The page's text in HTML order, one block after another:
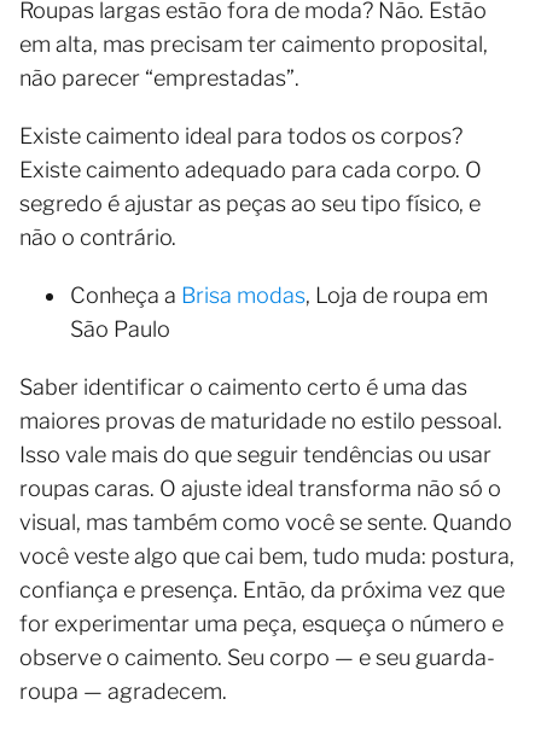
Roupas largas estão fora de moda? Não. Estão
em alta, mas precisam ter caimento proposital,
não parecer “emprestadas”.
Existe caimento ideal para todos os corpos?
Existe caimento adequado para cada corpo. O
segredo é ajustar as peças ao seu tipo físico, e
não o contrário.
Conheça a Brisa modas, Loja de roupa em
São Paulo
Saber identificar o caimento certo é uma das
maiores provas de maturidade no estilo pessoal.
Isso vale mais do que seguir tendências ou usar
roupas caras. O ajuste ideal transforma não só o
visual, mas também como você se sente. Quando
você veste algo que cai bem, tudo muda: postura,
confiança e presença. Então, da próxima vez que
for experimentar uma peça, esqueça o número e
observe o caimento. Seu corpo — e seu guarda-
roupa — agradecem.